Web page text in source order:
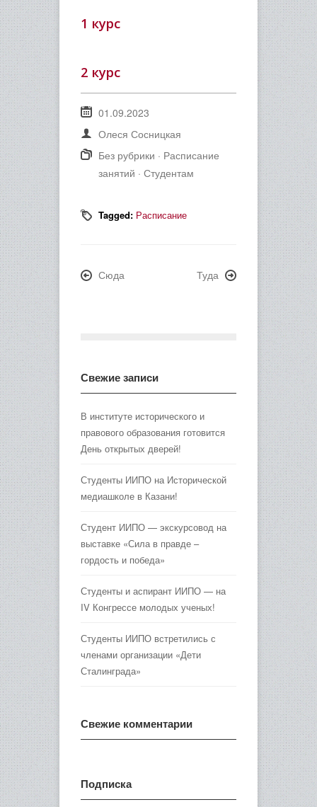
1 курс
2 курс
01.09.2023
Олеся Сосницкая
Без рубрики · Расписание
занятий · Студентам
Tagged: Расписание
Сюда Туда
Свежие записи
В институте исторического и
правового образования готовится
День открытых дверей!
Студенты ИИПО на Исторической
медиашколе в Казани!
Студент ИИПО — экскурсовод на
выставке «Сила в правде –
гордость и победа»
Студенты и аспирант ИИПО — на
IV Конгрессе молодых ученых!
Студенты ИИПО встретились с
членами организации «Дети
Сталинграда»
Свежие комментарии
Подписка